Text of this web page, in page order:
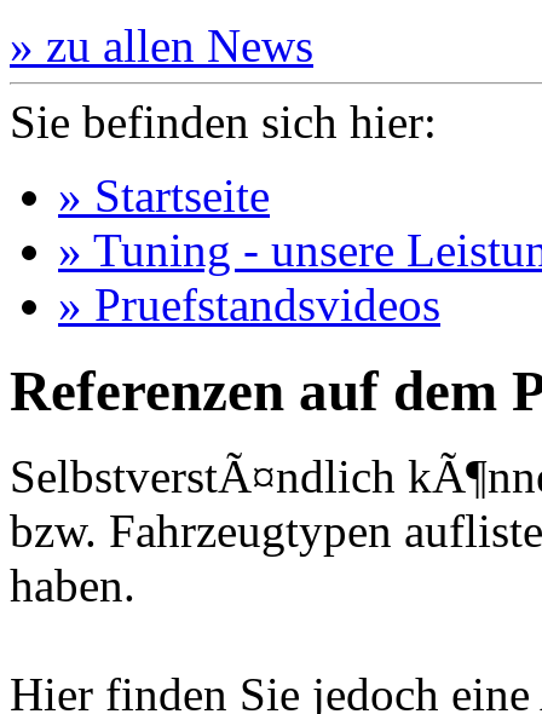
» zu allen News
Sie befinden sich hier:
» Startseite
» Tuning - unsere
» Pruefstandsvideos
Referenzen auf dem
SelbstverstÃ¤ndlich
bzw. Fahrzeugtypen
haben.
Hier finden Sie jedoch